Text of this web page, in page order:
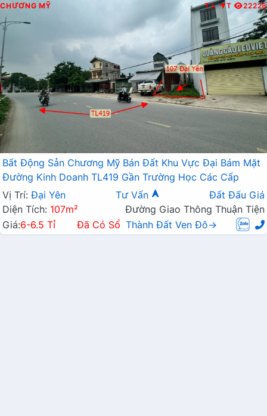
CHƯƠNG MỸ T.L T 22228
Bất Động Sản Chương Mỹ Bán Đất Khu Vực Đại Bám Mặt
Đường Kinh Doanh TL419 Gần Trường Học Các Cấp
Vị Trí: Đại Yên Tư Vấn
Đất Đấu Giá
Diện Tích: 107m²
Đường Giao Thông Thuận Tiện
Giá:6-6.5 Tỉ Đã Có Sổ Thành Đất Ven Đô→